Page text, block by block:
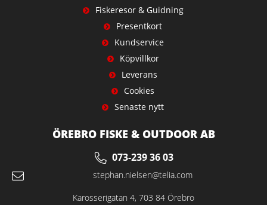
Fiskeresor & Guidning
Presentkort
Kundservice
Köpvillkor
Leverans
Cookies
Senaste nytt
ÖREBRO FISKE & OUTDOOR AB
073-239 36 03
stephan.nielsen@telia.com
Karosserigatan 4, 703 84 Örebro